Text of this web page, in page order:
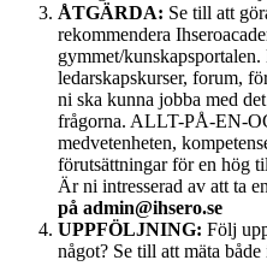
ÅTGÄRDA: Se till att
rekommendera
gymmet/
ledarskapskurser, forum,
ni ska kunna jobba med
frågorna. ALLT-PÅ-EN-
medvetenheten,
förutsättningar för en hög
Är ni intresserad av att ta
på admin@ihsero.se
UPPFÖLJNING: Följ
något? Se till att mäta